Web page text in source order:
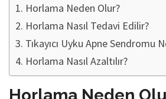
Horlama Neden Olur?
Horlama Nasıl Tedavi Edilir?
Tıkayıcı Uyku Apne Sendromu
Horlama Nasıl Azaltılır?